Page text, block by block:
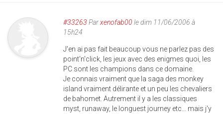
#33263 Parxenofab00 le dim 11/06/2006 à
15h24
J'en ai pas fait beaucoup vous ne parlez pas des
point'n'click, les jeux avec des enigmes quoi, les
PC sont les champions dans ce domaine.
Je connais vraiment que la saga des monkey
island vraiment délirante et un peu les chevaliers
de bahomet. Autrement il y a les classiques
myst, runaway, le longuest journey etc... mais j'y